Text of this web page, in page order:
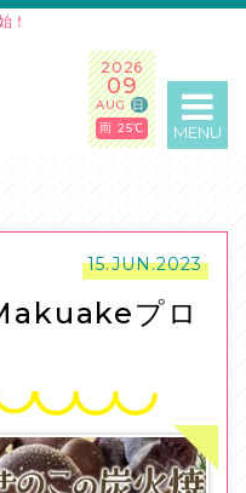
！
2026
09
AUG日
雨 25℃
MENU
15.JUN.2023
プロ